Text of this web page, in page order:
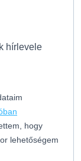
hírlevele
hogy
lehetőségem